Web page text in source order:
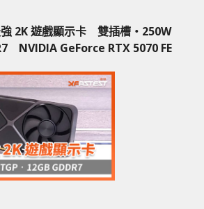
強 2K 遊戲顯示卡 雙插槽‧250W
NVIDIA GeForce RTX 5070 FE